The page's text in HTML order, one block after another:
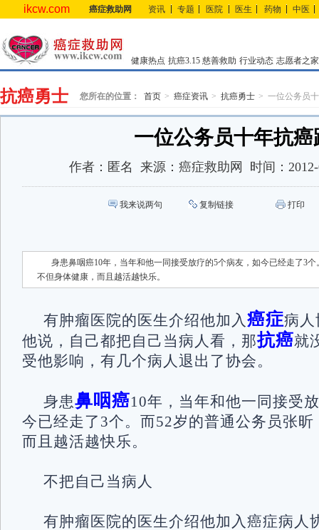
ikcw.com 癌症救助网 资讯 专题 医院 医生 药物 中医
健康热点 抗癌3.15 慈善救助 行业动态 志愿者之家
抗癌勇士 您所在的位置： 首页 癌症资讯 抗癌勇士 一位公务员
一位公务员十年抗癌
作者： 匿名 来源： 癌症救助网 时间：
我来说两句 复制链接 打印
身患鼻咽癌10年，当年和他一同接受放疗的5个病友，如今已经走了3
不但身体健康，而且越活越快乐。
有肿瘤医院的医生介绍他加入 癌症病人
他说，自己都把自己当病人看，那抗癌就
受他影响，有几个病人退出了协会。
身患鼻咽癌10年，当年和他一同接受
今已经走了3个。而52岁的普通公务员张
而且越活越快乐。
不把自己当病人
有肿瘤医院的医生介绍他加入癌症病人